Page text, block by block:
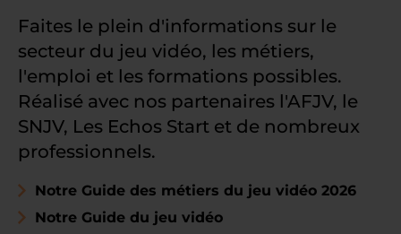
Faites le plein d'informations sur le
secteur du jeu vidéo, les métiers,
l'emploi et les formations possibles.
Réalisé avec nos partenaires l'AFJV, le
SNJV, Les Echos Start et de nombreux
professionnels.
Notre Guide des métiers du jeu vidéo 2026
Notre Guide du jeu vidéo